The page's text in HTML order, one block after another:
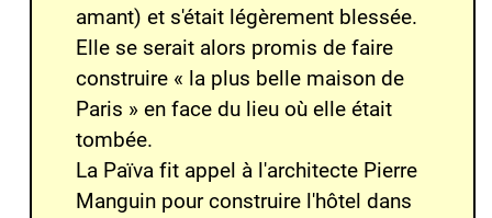
amant) et s'était légèrement blessée.
Elle se serait alors promis de faire
construire « la plus belle maison de
Paris » en face du lieu où elle était
tombée.
La Païva fit appel à l'architecte Pierre
Manguin pour construire l'hôtel dans